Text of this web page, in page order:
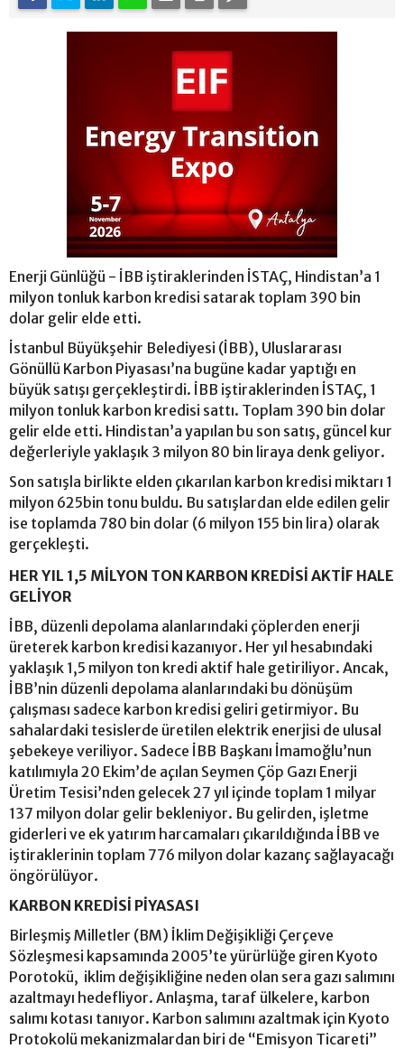
Enerji Günlüğü - İBB iştiraklerinden İSTAÇ, Hindistan’a 1
milyon tonluk karbon kredisi satarak toplam 390 bin
dolar gelir elde etti.
İstanbul Büyükşehir Belediyesi (İBB), Uluslararası
Gönüllü Karbon Piyasası’na bugüne kadar yaptığı en
büyük satışı gerçekleştirdi. İBB iştiraklerinden İSTAÇ, 1
milyon tonluk karbon kredisi sattı. Toplam 390 bin dolar
gelir elde etti. Hindistan’a yapılan bu son satış, güncel kur
değerleriyle yaklaşık 3 milyon 80 bin liraya denk geliyor.
Son satışla birlikte elden çıkarılan karbon kredisi miktarı 1
milyon 625bin tonu buldu. Bu satışlardan elde edilen gelir
ise toplamda 780 bin dolar (6 milyon 155 bin lira) olarak
gerçekleşti.
HER YIL 1,5 MİLYON TON KARBON KREDİSİ AKTİF HALE
GELİYOR
İBB, düzenli depolama alanlarındaki çöplerden enerji
üreterek karbon kredisi kazanıyor. Her yıl hesabındaki
yaklaşık 1,5 milyon ton kredi aktif hale getiriliyor. Ancak,
İBB’nin düzenli depolama alanlarındaki bu dönüşüm
çalışması sadece karbon kredisi geliri getirmiyor. Bu
sahalardaki tesislerde üretilen elektrik enerjisi de ulusal
şebekeye veriliyor. Sadece İBB Başkanı İmamoğlu’nun
katılımıyla 20 Ekim’de açılan Seymen Çöp Gazı Enerji
Üretim Tesisi’nden gelecek 27 yıl içinde toplam 1 milyar
137 milyon dolar gelir bekleniyor. Bu gelirden, işletme
giderleri ve ek yatırım harcamaları çıkarıldığında İBB ve
iştiraklerinin toplam 776 milyon dolar kazanç sağlayacağı
öngörülüyor.
KARBON KREDİSİ PİYASASI
Birleşmiş Milletler (BM) İklim Değişikliği Çerçeve
Sözleşmesi kapsamında 2005’te yürürlüğe giren Kyoto
Porotokü, iklim değişikliğine neden olan sera gazı salımını
azaltmayı hedefliyor. Anlaşma, taraf ülkelere, karbon
salımı kotası tanıyor. Karbon salımını azaltmak için Kyoto
Protokolü mekanizmalardan biri de “Emisyon Ticareti”